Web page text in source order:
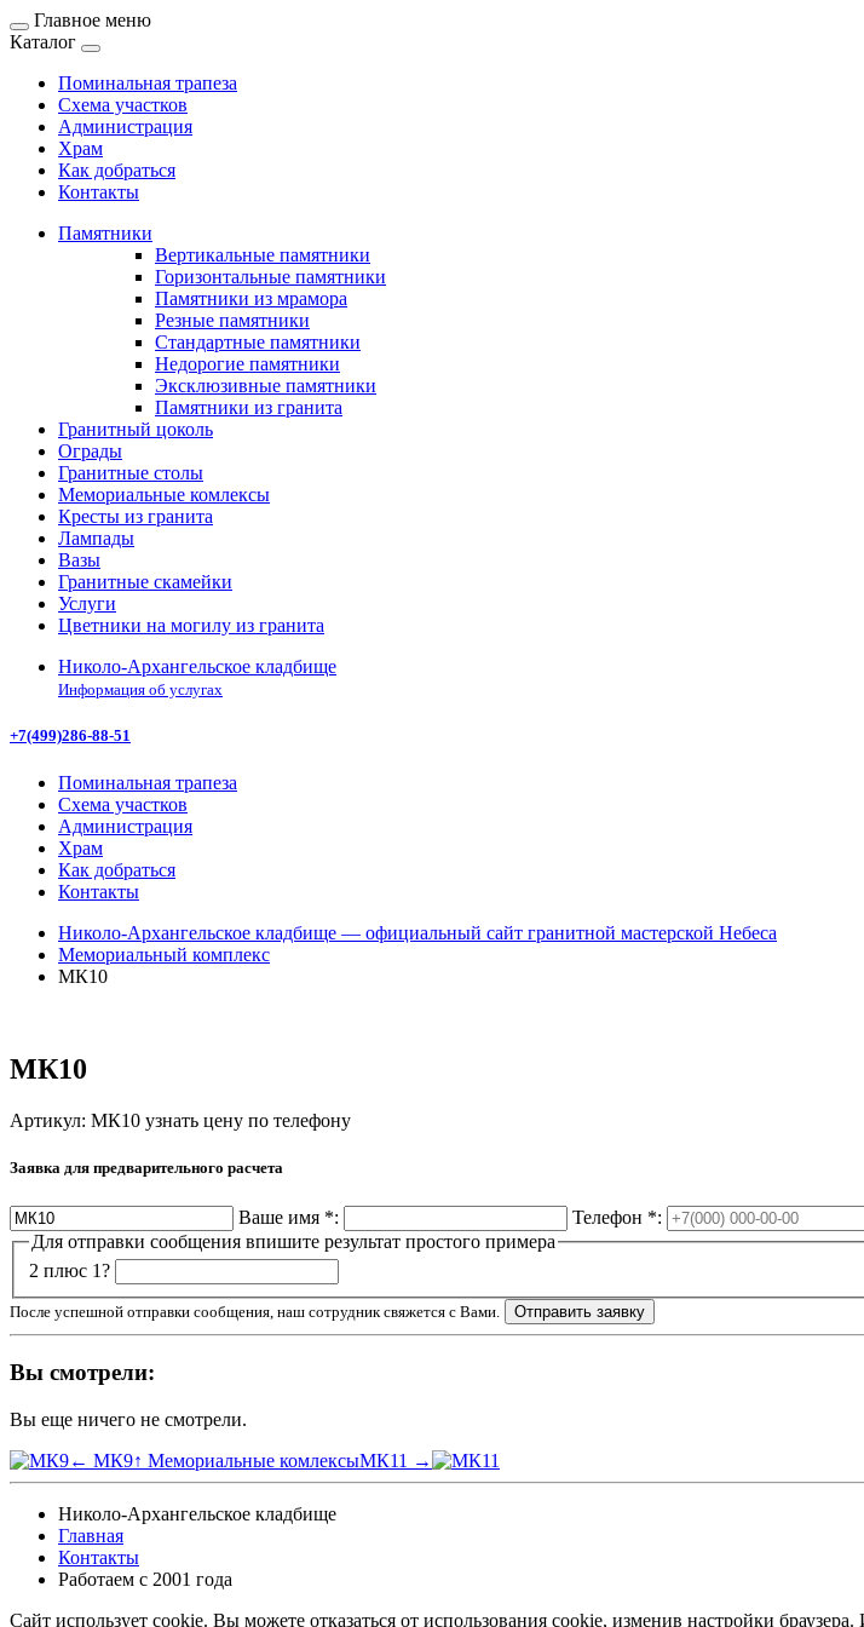
Главное меню
Каталог
Поминальная трапеза
Схема участков
Администрация
Храм
Как добраться
Контакты
Памятники
Вертикальные памятники
Горизонтальные памятники
Памятники из мрамора
Резные памятники
Стандартные памятники
Недорогие памятники
Эксклюзивные памятники
Памятники из гранита
Гранитный цоколь
Ограды
Гранитные столы
Мемориальные комлексы
Кресты из гранита
Лампады
Вазы
Гранитные скамейки
Услуги
Цветники на могилу из гранита
Николо-Архангельское кладбище
Информация об услугах
+7(499)286-88-51
Поминальная трапеза
Схема участков
Администрация
Храм
Как добраться
Контакты
Николо-Архангельское кладбище — официальный сайт гранитной мастерской Небеса
Мемориальный комплекс
МК10
МК10
Артикул: МК10 узнать цену по телефону
Заявка для предварительного расчета
Ваше имя *: Телефон *:
Для отправки сообщения впишите результат простого примера
2 плюс 1?
После успешной отправки сообщения, наш сотрудник свяжется с Вами.
Вы смотрели:
Вы еще ничего не смотрели.
← МК9↑ Мемориальные комлексыМК11 →
Николо-Архангельское кладбище
Главная
Контакты
Работаем с 2001 года
Сайт использует cookie. Вы можете отказаться от использования cookie, изменив настройки